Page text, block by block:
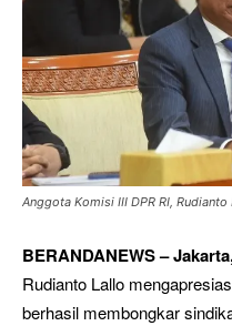
Anggota Komisi III DPR RI, Rudianto
BERANDANEWS –
Rudianto Lallo
berhasil membongkar